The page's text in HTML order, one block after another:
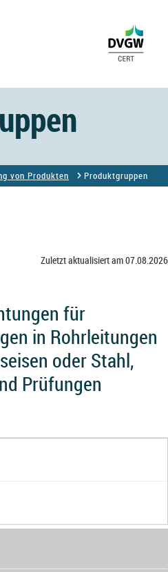
von Produkten Produktgruppen
Zuletzt aktualisiert am 07.08.2026
für
in Rohrleitungen
oder Stahl,
Prüfungen